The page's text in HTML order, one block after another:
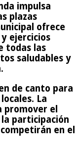
impulsa
plazas
ofrece
ejercicios
todas las
saludables y
de canto para
La
promover el
participación
en el